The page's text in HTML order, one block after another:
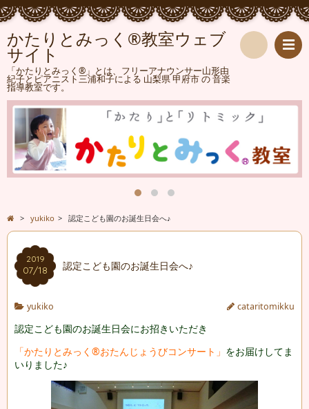
かたりとみっく®教室ウェブ
サイト
「かたりとみっく®」とは、フリーアナウンサー山形由
紀子とピアニスト三浦和子による 山梨県 甲府市 の 音楽
指導教室です。
索
> yukiko > 認定こども園のお誕生日会へ♪
2019
07/18 認定こども園のお誕生日会へ♪
yukiko cataritomikku
認定こども園のお誕生日会にお招きいただき
「かたりとみっく®おたんじょうびコンサート」 をお届けしてま
いりました♪